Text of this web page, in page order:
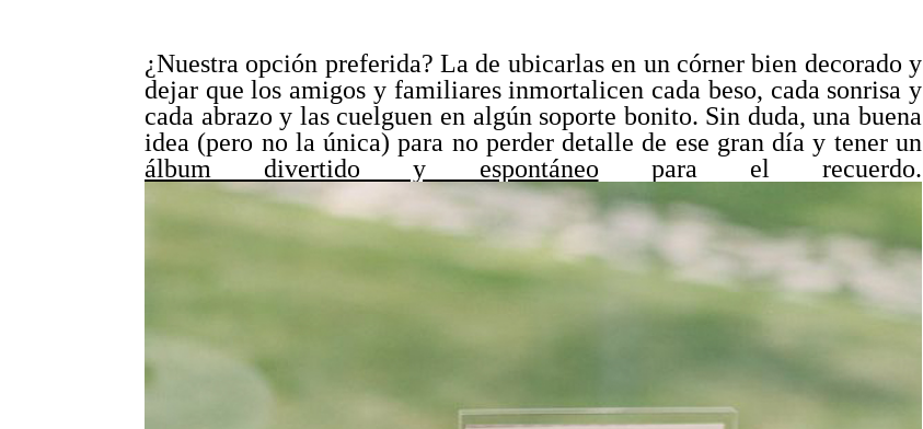
¿Nuestra opción preferida? La de ubicarlas en un córner bien decorado y
dejar que los amigos y familiares inmortalicen cada beso, cada sonrisa y
cada abrazo y las cuelguen en algún soporte bonito. Sin duda, una buena
idea (pero no la única) para no perder detalle de ese gran día y tener un
álbum divertido y espontáneo para el recuerdo.